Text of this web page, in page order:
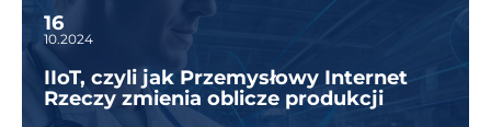
16
10.2024
IIoT, czyli jak Przemysłowy Internet
Rzeczy zmienia oblicze produkcji